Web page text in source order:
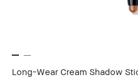
Long-Wear Cream Shadow